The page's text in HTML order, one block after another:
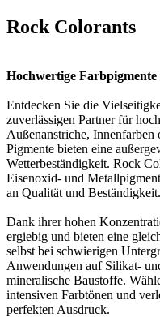
Rock Colorants
Hochwertige
Entdecken Sie die
zuverlässigen Partner für
Außenanstriche, Innenfarben
Pigmente bieten eine
Wetterbeständigkeit. Rock
Eisenoxid- und
an Qualität und Beständigkeit.
Dank ihrer hohen
ergiebig und bieten eine
selbst bei schwierigen
Anwendungen auf Silikat-
mineralische Baustoffe.
intensiven Farbtönen und
perfekten Ausdruck.